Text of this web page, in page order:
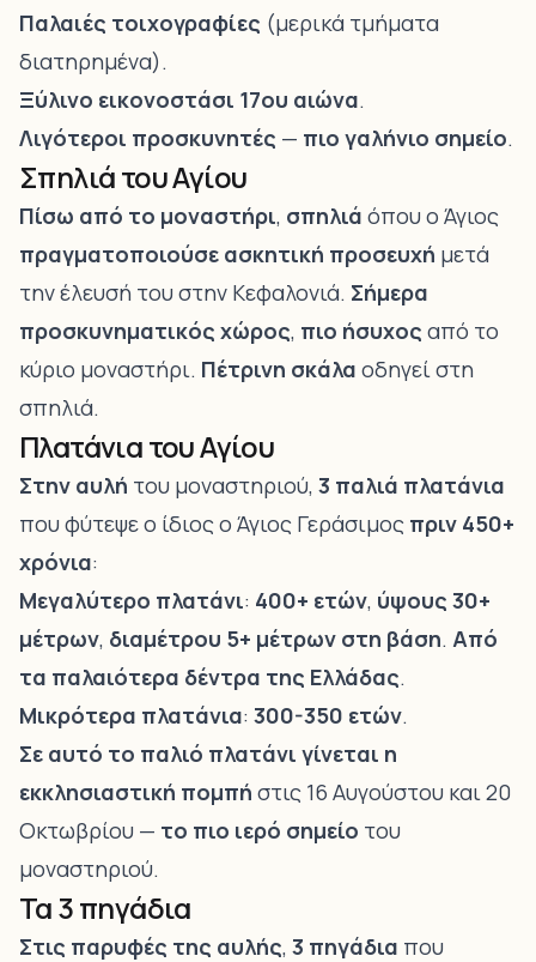
Παλαιές τοιχογραφίες (μερικά τμήματα
διατηρημένα).
Ξύλινο εικονοστάσι 17ου αιώνα.
Λιγότεροι προσκυνητές — πιο γαλήνιο σημείο.
Σπηλιά του Αγίου
Πίσω από το μοναστήρι, σπηλιά όπου ο Άγιος
πραγματοποιούσε ασκητική προσευχή μετά
την έλευσή του στην Κεφαλονιά. Σήμερα
προσκυνηματικός χώρος, πιο ήσυχος από το
κύριο μοναστήρι. Πέτρινη σκάλα οδηγεί στη
σπηλιά.
Πλατάνια του Αγίου
Στην αυλή του μοναστηριού, 3 παλιά πλατάνια
που φύτεψε ο ίδιος ο Άγιος Γεράσιμος πριν 450+
χρόνια:
Μεγαλύτερο πλατάνι: 400+ ετών, ύψους 30+
μέτρων, διαμέτρου 5+ μέτρων στη βάση. Από
τα παλαιότερα δέντρα της Ελλάδας.
Μικρότερα πλατάνια: 300-350 ετών.
Σε αυτό το παλιό πλατάνι γίνεται η
εκκλησιαστική πομπή στις 16 Αυγούστου και 20
Οκτωβρίου — το πιο ιερό σημείο του
μοναστηριού.
Τα 3 πηγάδια
Στις παρυφές της αυλής, 3 πηγάδια που